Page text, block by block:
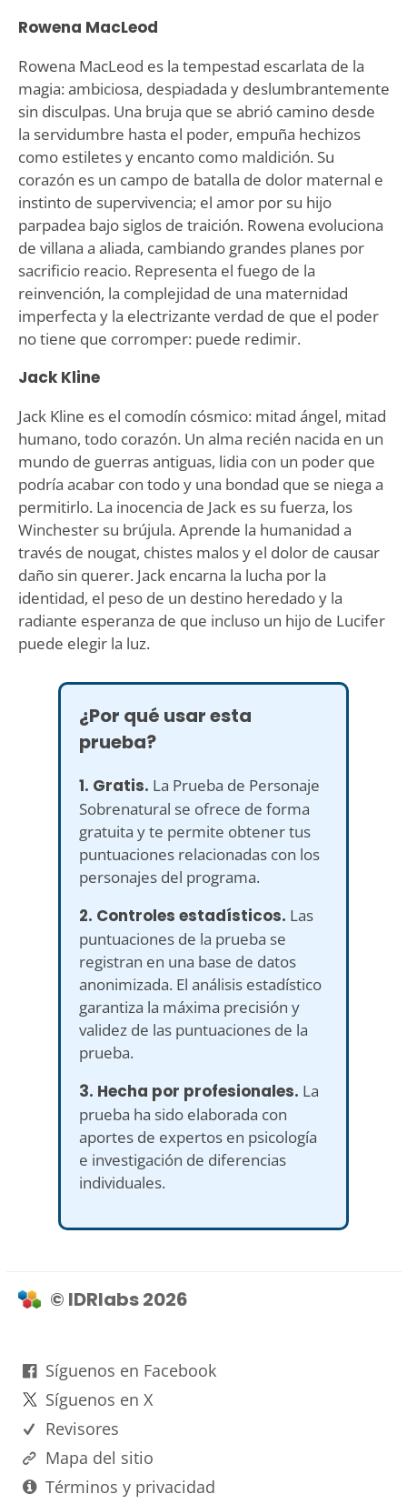
Rowena MacLeod
Rowena MacLeod es la tempestad escarlata de la
magia: ambiciosa, despiadada y deslumbrantemente
sin disculpas. Una bruja que se abrió camino desde
la servidumbre hasta el poder, empuña hechizos
como estiletes y encanto como maldición. Su
corazón es un campo de batalla de dolor maternal e
instinto de supervivencia; el amor por su hijo
parpadea bajo siglos de traición. Rowena evoluciona
de villana a aliada, cambiando grandes planes por
sacrificio reacio. Representa el fuego de la
reinvención, la complejidad de una maternidad
imperfecta y la electrizante verdad de que el poder
no tiene que corromper: puede redimir.
Jack Kline
Jack Kline es el comodín cósmico: mitad ángel, mitad
humano, todo corazón. Un alma recién nacida en un
mundo de guerras antiguas, lidia con un poder que
podría acabar con todo y una bondad que se niega a
permitirlo. La inocencia de Jack es su fuerza, los
Winchester su brújula. Aprende la humanidad a
través de nougat, chistes malos y el dolor de causar
daño sin querer. Jack encarna la lucha por la
identidad, el peso de un destino heredado y la
radiante esperanza de que incluso un hijo de Lucifer
puede elegir la luz.
¿Por qué usar esta
prueba?
1. Gratis. La Prueba de Personaje
Sobrenatural se ofrece de forma
gratuita y te permite obtener tus
puntuaciones relacionadas con los
personajes del programa.
2. Controles estadísticos. Las
puntuaciones de la prueba se
registran en una base de datos
anonimizada. El análisis estadístico
garantiza la máxima precisión y
validez de las puntuaciones de la
prueba.
3. Hecha por profesionales. La
prueba ha sido elaborada con
aportes de expertos en psicología
e investigación de diferencias
individuales.
© IDRlabs 2026
Síguenos en Facebook
Síguenos en X
Revisores
Mapa del sitio
Términos y privacidad